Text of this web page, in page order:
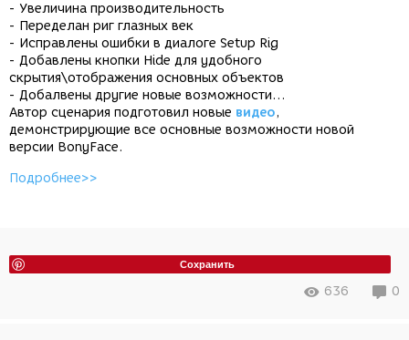
- Увеличина производительность
- Переделан риг глазных век
- Исправлены ошибки в диалоге Setup Rig
- Добавлены кнопки Hide для удобного
скрытия\отображения основных объектов
- Добалвены другие новые возможности…
Автор сценария подготовил новые видео,
демонстрирующие все основные возможности новой
версии BonyFace.
Подробнее>>
Сохранить
636 0